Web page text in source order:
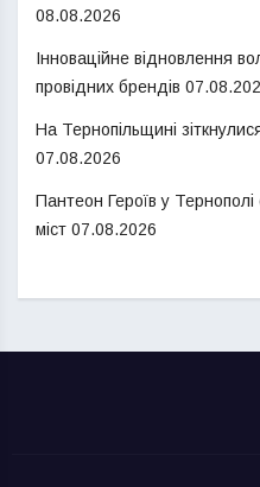
08.08.2026
Інноваційне відновлення
провідних брендів
На Тернопільщині
07.08.2026
Пантеон Героїв у
міст 07.08.2026